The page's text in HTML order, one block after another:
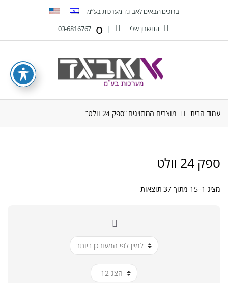
ברוכים הבאים לאב-גד מערכות בע”מ
החשבון שלי
עמוד הבית מוצרים המתויגים “ספק 24 וולט”
ספק 24 וולט
מציג 1–15 מתוך 37 תוצאות
ממוין
ביותר